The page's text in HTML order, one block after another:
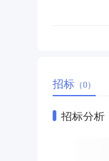
招标 （0）
招标分析